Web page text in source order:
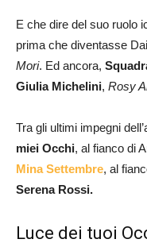
E che dire del suo ruolo
prima che diventasse
Mori. Ed ancora,
Giulia Michelini, Rosy
Tra gli ultimi impegni
miei Occhi, al fianco di
Mina Settembre, al
Serena Rossi.
Luce dei tuoi